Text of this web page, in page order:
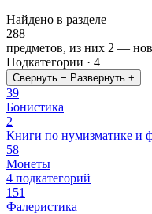
Найдено в разделе
288
предметов, из них 2 —
Подкатегории · 4
Свернуть − Развернуть +
39
Бонистика
2
Книги по нумизматике и
58
Монеты
4 подкатегорий
151
Фалеристика